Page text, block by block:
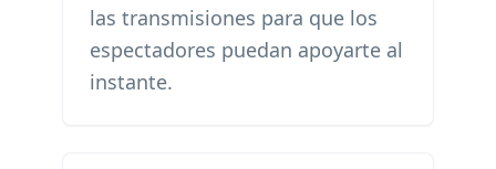
las transmisiones para que los
espectadores puedan apoyarte al
instante.